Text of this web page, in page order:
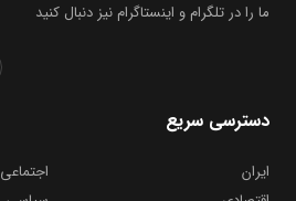
ما را در تلگرام و اینستاگرام نیز دنبال کنید
دسترسی سریع
ایران
اجتماعی